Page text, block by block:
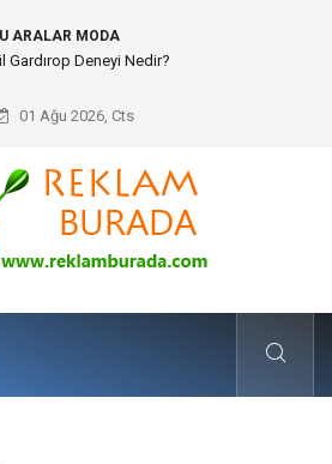
ARALAR MODA
Yaşamda Sanatla Gelen Dinginlik
01 Ağu 2026, Cts